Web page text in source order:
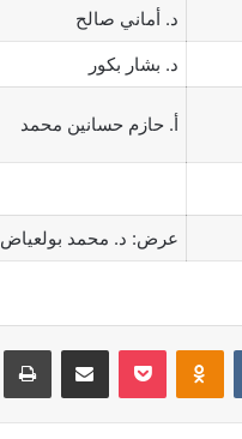
د. أماني صالح
د. بشار بكور
أ. حازم حسانين محمد
عرض: د. محمد بولعياض
‏VKontakte